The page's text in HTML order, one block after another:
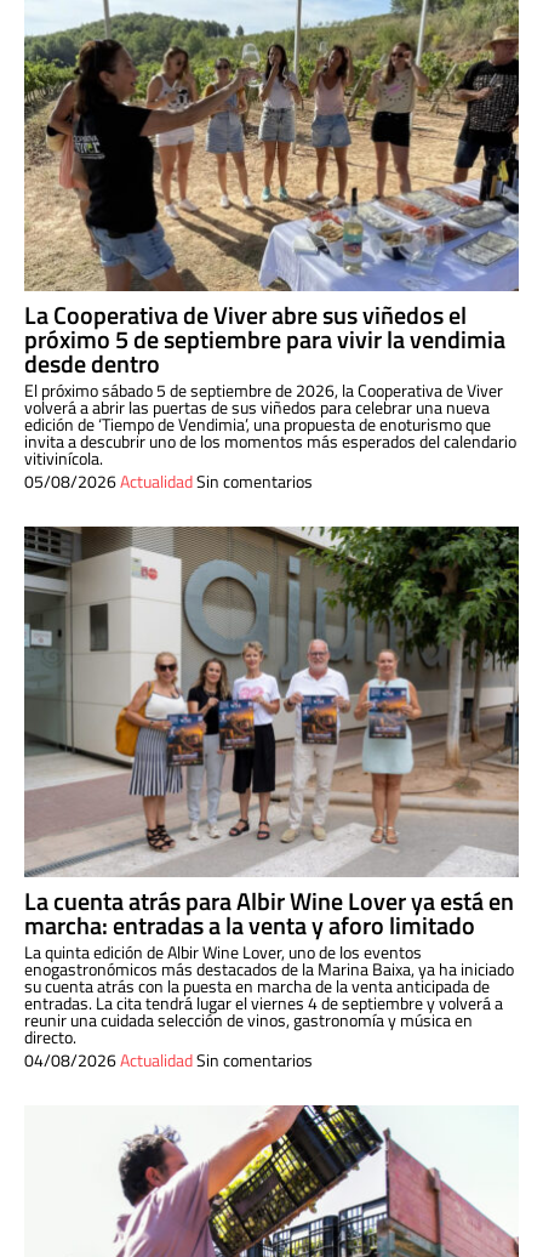
La Cooperativa de Viver abre sus viñedos el
próximo 5 de septiembre para vivir la vendimia
desde dentro
El próximo sábado 5 de septiembre de 2026, la Cooperativa de Viver
volverá a abrir las puertas de sus viñedos para celebrar una nueva
edición de ‘Tiempo de Vendimia’, una propuesta de enoturismo que
invita a descubrir uno de los momentos más esperados del calendario
vitivinícola.
05/08/2026ActualidadSin comentarios
La cuenta atrás para Albir Wine Lover ya está en
marcha: entradas a la venta y aforo limitado
La quinta edición de Albir Wine Lover, uno de los eventos
enogastronómicos más destacados de la Marina Baixa, ya ha iniciado
su cuenta atrás con la puesta en marcha de la venta anticipada de
entradas. La cita tendrá lugar el viernes 4 de septiembre y volverá a
reunir una cuidada selección de vinos, gastronomía y música en
directo.
04/08/2026ActualidadSin comentarios